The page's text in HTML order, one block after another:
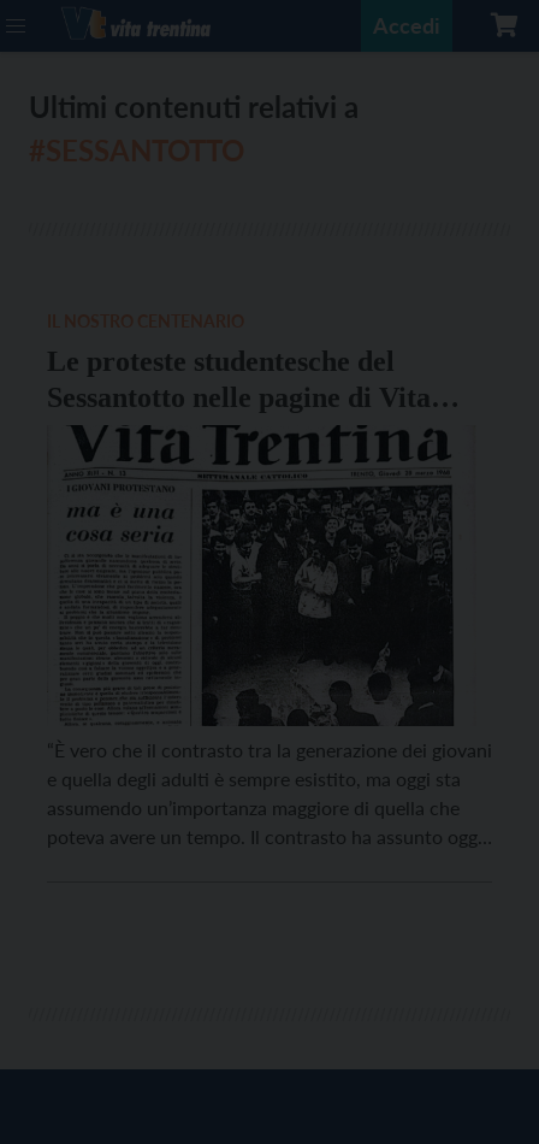
Accedi
Ultimi contenuti relativi a
Le proteste studentesche del
Sessantotto nelle pagine di Vita
Trentina
“È vero che il contrasto tra la generazione dei giovani
e quella degli adulti è sempre esistito, ma oggi sta
assumendo un’importanza maggiore di quella che
poteva avere un tempo. Il contrasto ha assunto oggi